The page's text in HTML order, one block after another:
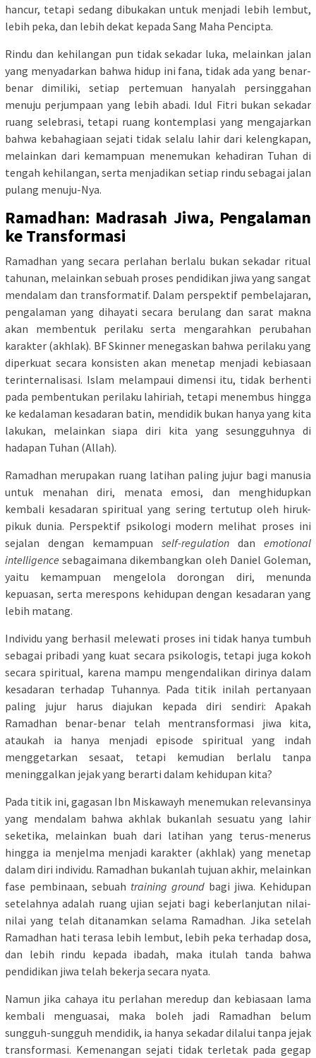
hancur, tetapi sedang dibukakan untuk menjadi lebih lembut,
lebih peka, dan lebih dekat kepada Sang Maha Pencipta.
Rindu dan kehilangan pun tidak sekadar luka, melainkan jalan
yang menyadarkan bahwa hidup ini fana, tidak ada yang benar-
benar dimiliki, setiap pertemuan hanyalah persinggahan
menuju perjumpaan yang lebih abadi. Idul Fitri bukan sekadar
ruang selebrasi, tetapi ruang kontemplasi yang mengajarkan
bahwa kebahagiaan sejati tidak selalu lahir dari kelengkapan,
melainkan dari kemampuan menemukan kehadiran Tuhan di
tengah kehilangan, serta menjadikan setiap rindu sebagai jalan
pulang menuju-Nya.
Ramadhan: Madrasah Jiwa, Pengalaman
ke Transformasi
Ramadhan yang secara perlahan berlalu bukan sekadar ritual
tahunan, melainkan sebuah proses pendidikan jiwa yang sangat
mendalam dan transformatif. Dalam perspektif pembelajaran,
pengalaman yang dihayati secara berulang dan sarat makna
akan membentuk perilaku serta mengarahkan perubahan
karakter (akhlak). BF Skinner menegaskan bahwa perilaku yang
diperkuat secara konsisten akan menetap menjadi kebiasaan
terinternalisasi. Islam melampaui dimensi itu, tidak berhenti
pada pembentukan perilaku lahiriah, tetapi menembus hingga
ke kedalaman kesadaran batin, mendidik bukan hanya yang kita
lakukan, melainkan siapa diri kita yang sesungguhnya di
hadapan Tuhan (Allah).
Ramadhan merupakan ruang latihan paling jujur bagi manusia
untuk menahan diri, menata emosi, dan menghidupkan
kembali kesadaran spiritual yang sering tertutup oleh hiruk-
pikuk dunia. Perspektif psikologi modern melihat proses ini
sejalan dengan kemampuan self-regulation dan emotional
intelligence sebagaimana dikembangkan oleh Daniel Goleman,
yaitu kemampuan mengelola dorongan diri, menunda
kepuasan, serta merespons kehidupan dengan kesadaran yang
lebih matang.
Individu yang berhasil melewati proses ini tidak hanya tumbuh
sebagai pribadi yang kuat secara psikologis, tetapi juga kokoh
secara spiritual, karena mampu mengendalikan dirinya dalam
kesadaran terhadap Tuhannya. Pada titik inilah pertanyaan
paling jujur harus diajukan kepada diri sendiri: Apakah
Ramadhan benar-benar telah mentransformasi jiwa kita,
ataukah ia hanya menjadi episode spiritual yang indah
menggetarkan sesaat, tetapi kemudian berlalu tanpa
meninggalkan jejak yang berarti dalam kehidupan kita?
Pada titik ini, gagasan Ibn Miskawayh menemukan relevansinya
yang mendalam bahwa akhlak bukanlah sesuatu yang lahir
seketika, melainkan buah dari latihan yang terus-menerus
hingga ia menjelma menjadi karakter (akhlak) yang menetap
dalam diri individu. Ramadhan bukanlah tujuan akhir, melainkan
fase pembinaan, sebuah training ground bagi jiwa. Kehidupan
setelahnya adalah ruang ujian sejati bagi keberlanjutan nilai-
nilai yang telah ditanamkan selama Ramadhan. Jika setelah
Ramadhan hati terasa lebih lembut, lebih peka terhadap dosa,
dan lebih rindu kepada ibadah, maka itulah tanda bahwa
pendidikan jiwa telah bekerja secara nyata.
Namun jika cahaya itu perlahan meredup dan kebiasaan lama
kembali menguasai, maka boleh jadi Ramadhan belum
sungguh-sungguh mendidik, ia hanya sekadar dilalui tanpa jejak
transformasi. Kemenangan sejati tidak terletak pada gegap